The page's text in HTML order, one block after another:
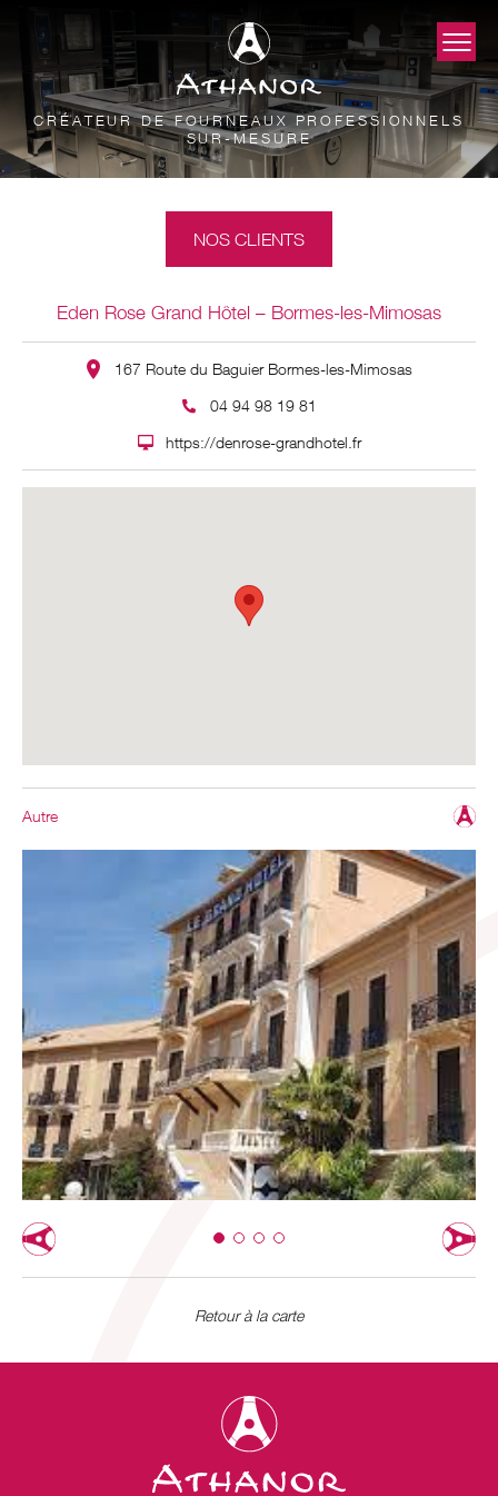
CRÉATEUR DE FOURNEAUX PROFESSIONNELS
SUR-MESURE
NOS CLIENTS
Eden Rose Grand Hôtel – Bormes-les-Mimosas
167 Route du Baguier Bormes-les-Mimosas
04 94 98 19 81
https://denrose-grandhotel.fr
Autre
Retour à la carte